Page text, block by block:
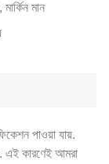
মান
পাওয়া যায়.
এই কারণেই আমরা